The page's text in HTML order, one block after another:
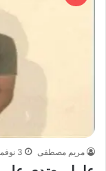
مريم مصطفى 3 نوفمبر، 2025